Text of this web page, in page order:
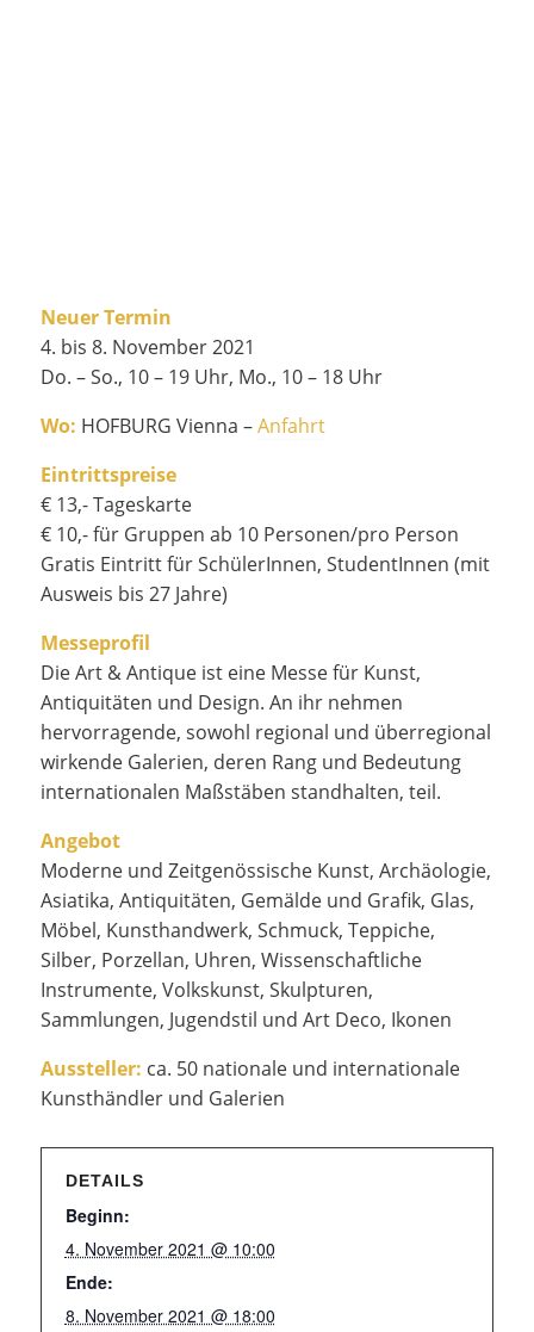
Neuer Termin
4. bis 8. November 2021
Do. – So., 10 – 19 Uhr, Mo., 10 – 18 Uhr
Wo: HOFBURG Vienna –Anfahrt
Eintrittspreise
€ 13,- Tageskarte
€ 10,- für Gruppen ab 10 Personen/pro Person
Gratis Eintritt für SchülerInnen, StudentInnen (mit
Ausweis bis 27 Jahre)
Messeprofil
Die Art & Antique ist eine Messe für Kunst,
Antiquitäten und Design. An ihr nehmen
hervorragende, sowohl regional und überregional
wirkende Galerien, deren Rang und Bedeutung
internationalen Maßstäben standhalten, teil.
Angebot
Moderne und Zeitgenössische Kunst, Archäologie,
Asiatika, Antiquitäten, Gemälde und Grafik, Glas,
Möbel, Kunsthandwerk, Schmuck, Teppiche,
Silber, Porzellan, Uhren, Wissenschaftliche
Instrumente, Volkskunst, Skulpturen,
Sammlungen, Jugendstil und Art Deco, Ikonen
Aussteller: ca. 50 nationale und internationale
Kunsthändler und Galerien
DETAILS
Beginn:
4. November 2021 @ 10:00
Ende:
8. November 2021 @ 18:00